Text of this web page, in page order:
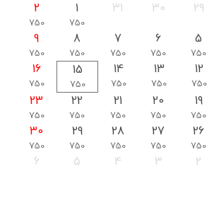
29
30
31
1
750
2
750
5
750
6
750
7
750
8
750
9
750
12
750
13
750
14
750
15
750
16
750
19
750
20
750
21
750
22
750
23
750
26
750
27
750
28
750
29
750
30
750
2
3
4
5
6